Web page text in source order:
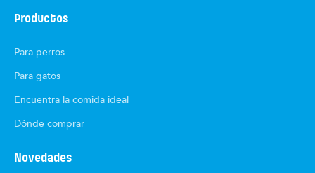
Productos
Para perros
Para gatos
Encuentra la comida ideal
Dónde comprar
Novedades